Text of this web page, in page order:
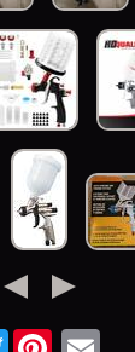
Twitter